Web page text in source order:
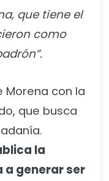
que tiene el
como
Morena con la
que busca
la
a generar ser